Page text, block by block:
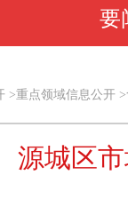
要
>重点领域信息公开 >
源城区